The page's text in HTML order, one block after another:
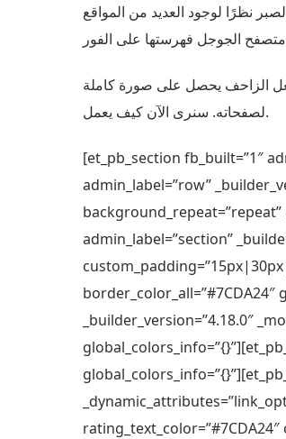
نظرًا لوجود العديد من المواقع
الزاحف يحصل على صورة كاملة
لصفحاته. سنرى الآن كيف يعمل.
[et_pb_section fb_built=”1″
admin_label=”row”
admin_label=”section”
border_color_all=”#7CDA24″
_builder_version=”4.18.0″